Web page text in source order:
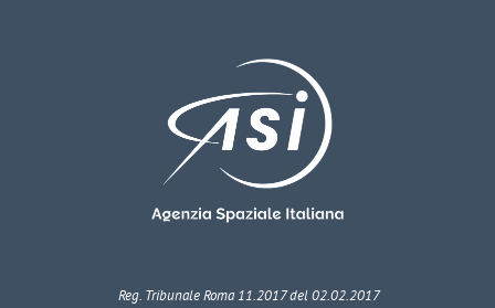
Reg. Tribunale Roma 11.2017 del 02.02.2017